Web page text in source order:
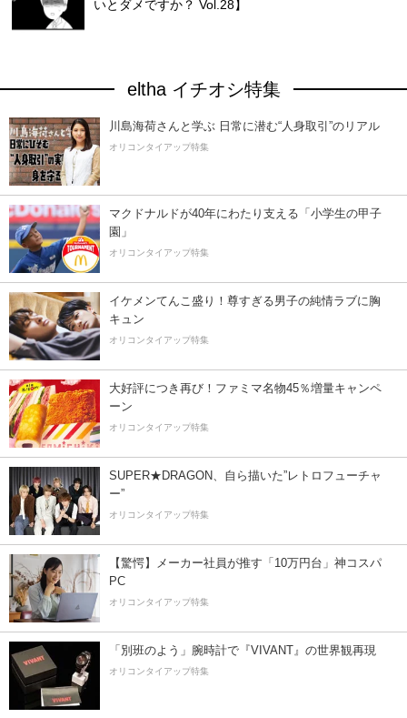
いとダメですか？ Vol.28】
eltha イチオシ特集
川島海荷さんと学ぶ 日常に潜む“人身取引”のリアル
オリコンタイアップ特集
マクドナルドが40年にわたり支える「小学生の甲子
園」
オリコンタイアップ特集
イケメンてんこ盛り！尊すぎる男子の純情ラブに胸
キュン
オリコンタイアップ特集
大好評につき再び！ファミマ名物45％増量キャンペ
ーン
オリコンタイアップ特集
SUPER★DRAGON、自ら描いた”レトロフューチャ
ー”
オリコンタイアップ特集
【驚愕】メーカー社員が推す「10万円台」神コスパ
PC
オリコンタイアップ特集
「別班のよう」腕時計で『VIVANT』の世界観再現
オリコンタイアップ特集